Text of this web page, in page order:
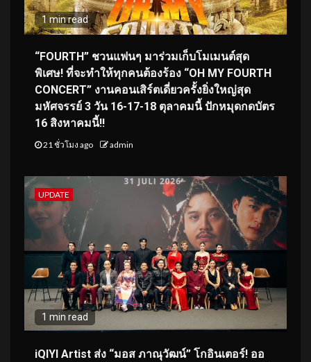
1 min read
“FOURTH” ชวนแฟนๆ มาร่วมเก็บโมเมนต์สุด
พิเศษ! ที่จะทำให้ทุกคนต้องร้อง “OH MY FOURTH
CONCERT” งานคอนเสิร์ตเดี่ยวครั้งยิ่งใหญ่สุด
มหัศจรรย์ 3 วัน 16-17-18 ตุลาคมนี้ ปักหมุดกดบัตร
16 สิงหาคมนี้!!
21 ชั่วโมง ago admin
UPDATE
1 min read
iQIYI Artist ส่ง “มอส ภาณุวัฒน์” โกอินเตอร์! ออ